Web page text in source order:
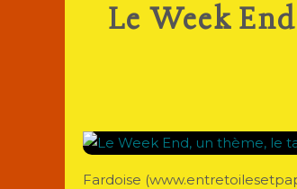
Le Week
Fardoise